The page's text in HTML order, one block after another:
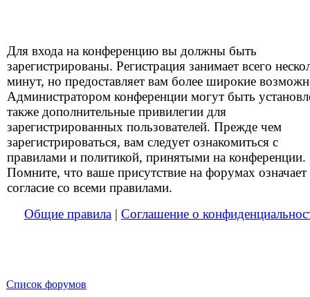
Для входа на конференцию вы должны быть
зарегистрированы. Регистрация занимает всего
минут, но предоставляет вам более широкие
Администратором конференции могут быть
также дополнительные привилегии для
зарегистрированных пользователей. Прежде чем
зарегистрироваться, вам следует ознакомиться с
правилами и политикой, принятыми на конференции.
Помните, что ваше присутствие на форумах означает
согласие со всеми правилами.
Общие правила | Соглашение о
Список форумов